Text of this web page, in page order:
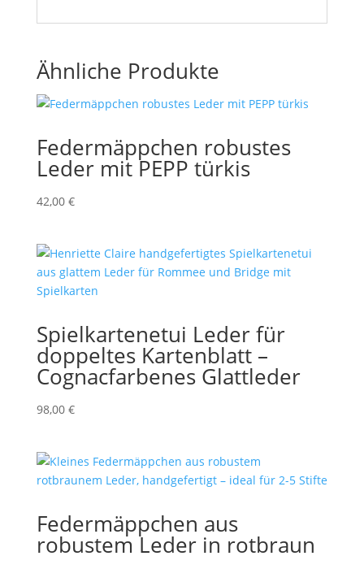
Ähnliche Produkte
Federmäppchen robustes
Leder mit PEPP türkis
42,00 €
Spielkartenetui Leder für
doppeltes Kartenblatt –
Cognacfarbenes Glattleder
98,00 €
Federmäppchen aus
robustem Leder in rotbraun